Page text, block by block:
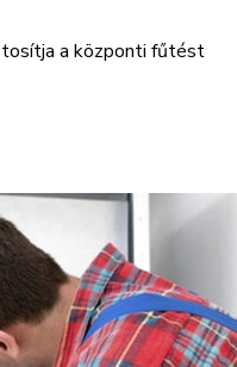
a központi fűtést